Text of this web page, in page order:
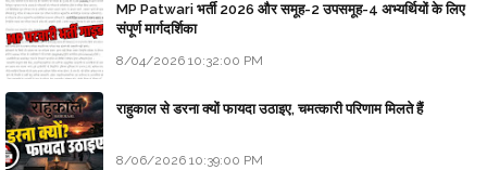
MP Patwari भर्ती 2026 और समूह-2 उपसमूह-4 अभ्यर्थियों के लिए
संपूर्ण मार्गदर्शिका
8/04/2026 10:32:00 PM
राहुकाल से डरना क्यों फायदा उठाइए, चमत्कारी परिणाम मिलते हैं
8/06/2026 10:39:00 PM